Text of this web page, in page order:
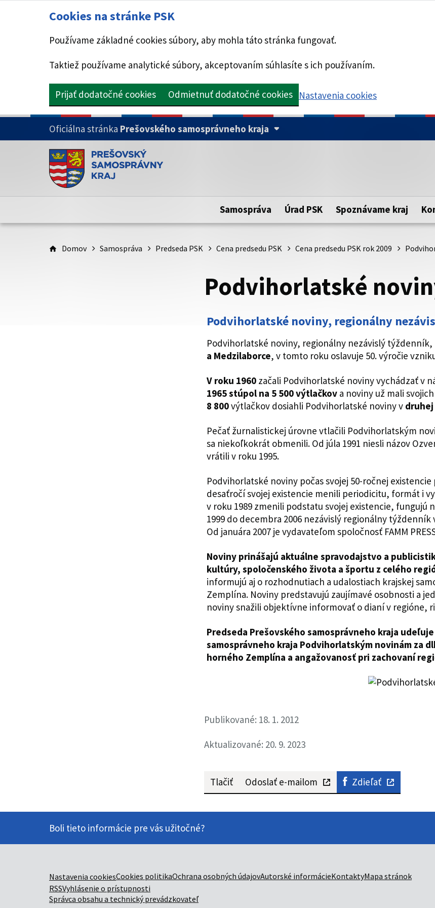
Cookies na stránke PSK
Používame základné cookies súbory, aby mohla táto stránka fungovať.
Taktiež používame analytické súbory, akceptovaním súhlasíte s ich používaním.
Prijať dodatočné cookies Odmietnuť dodatočné cookies Nastavenia cookies
PRESKOČIŤ NA HLAVNÝ OBSAH
Oficiálna stránka Prešovského samosprávneho kraja
Doména psk.sk je oficiálna
Toto je oficiálna webová stránka Prešovského samosprávneho kraja.
Táto stránka je
zabezpečenú
https:// pred názvom
Samospráva Úrad PSK Spoznávame kraj
Domov Samospráva Predseda PSK Cena predsedu PSK Cena predsedu PSK rok 2009
Podvihorlatské
Podvihorlatské noviny, regionálny
Podvihorlatské noviny, regionálny nezávislý
a Medzilaborce, v tomto roku oslavuje 50. výročie
V roku 1960 začali Podvihorlatské noviny vychádzať v
1965 stúpol na 5 500 výtlačkov a noviny už mali
8 800výtlačkov dosiahli Podvihorlatské noviny v
Pečať žurnalistickej úrovne vtlačili Podvihorlatským
sa niekoľkokrát obmenili. Od júla 1991 niesli názov
vrátili v roku 1995.
Podvihorlatské noviny počas svojej 50-ročnej
desaťročí svojej existencie menili periodicitu, formát i
v roku 1989 zmenili podstatu svojej existencie, fungujú
1999 do decembra 2006 nezávislý regionálny
Od januára 2007 je vydavateľom spoločnosť FAMM
Noviny prinášajú aktuálne spravodajstvo a
kultúry, spoločenského života a športu z celého
informujú aj o rozhodnutiach a udalostiach krajskej
Zemplína. Noviny predstavujú zaujímavé osobnosti a
noviny snažili objektívne informovať o dianí v regióne,
Predseda Prešovského samosprávneho kraja
samosprávneho kraja Podvihorlatským novinám za
horného Zemplína a angažovanosť pri zachovaní
Publikované: 18. 1. 2012
Aktualizované: 20. 9. 2023
Tlačiť Odoslať e-mailom Zdieľať
Boli tieto informácie pre vás užitočné?
Nastavenia cookiesCookies politikaOchrana osobných údajovAutorské informácieKontaktyMapa stránok
RSSVyhlásenie o prístupnosti
Správca obsahu a technický prevádzkovateľ